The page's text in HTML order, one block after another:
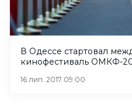
В Одессе стартовал
кинофестиваль ОМКФ-
16 лип. 2017 09:00